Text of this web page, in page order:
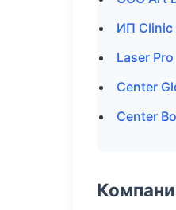
ИП Clinic
Laser
Center
Center